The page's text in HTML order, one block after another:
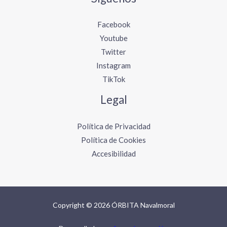
Facebook
Youtube
Twitter
Instagram
TikTok
Legal
Política de Privacidad
Política de Cookies
Accesibilidad
Copyright © 2026 ÓRBITA Navalmoral